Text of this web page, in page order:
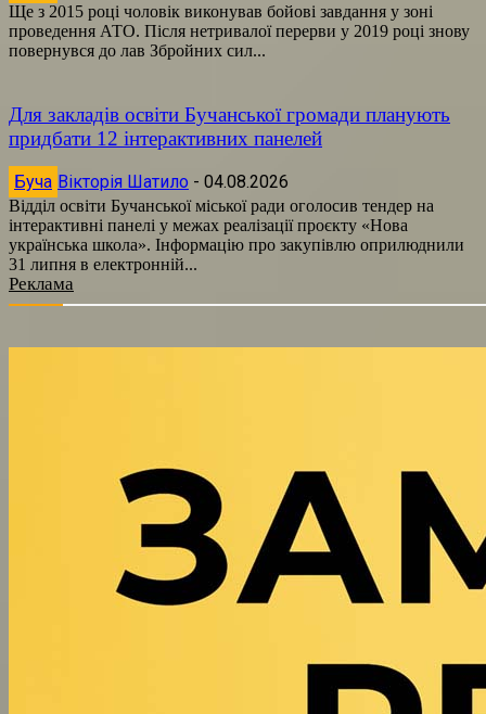
Ще з 2015 році чоловік виконував бойові завдання у зоні
проведення АТО. Після нетривалої перерви у 2019 році знову
повернувся до лав Збройних сил...
Для закладів освіти Бучанської громади планують
придбати 12 інтерактивних панелей
Буча Вікторія Шатило - 04.08.2026
Відділ освіти Бучанської міської ради оголосив тендер на
інтерактивні панелі у межах реалізації проєкту «Нова
українська школа». Інформацію про закупівлю оприлюднили
31 липня в електронній...
Реклама